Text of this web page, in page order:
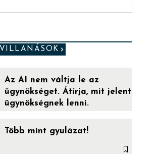
VILLANÁSOK
Az AI nem váltja le az
ügynökséget. Átírja, mit jelent
ügynökségnek lenni.
Több mint gyulázat!